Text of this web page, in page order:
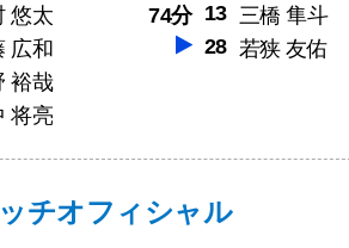
悠太
広和
裕哉
将亮
74分 13 三橋 隼斗
28 若狭 友佑
チオフィシャル